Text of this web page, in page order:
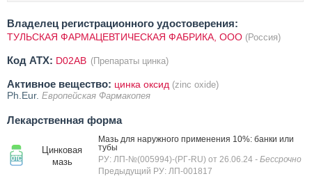
Владелец регистрационного удостоверения:
ТУЛЬСКАЯ ФАРМАЦЕВТИЧЕСКАЯ ФАБРИКА, ООО (Россия)
Код ATX: D02AB (Препараты цинка)
Активное вещество: цинка оксид (zinc oxide)
Ph.Eur. Европейская Фармакопея
Лекарственная форма
Цинковая
мазь
Мазь для наружного применения 10%: банки или
тубы
РУ: ЛП-№(005994)-(РГ-RU) от 26.06.24 - Бессрочно
Предыдущий РУ: ЛП-001817